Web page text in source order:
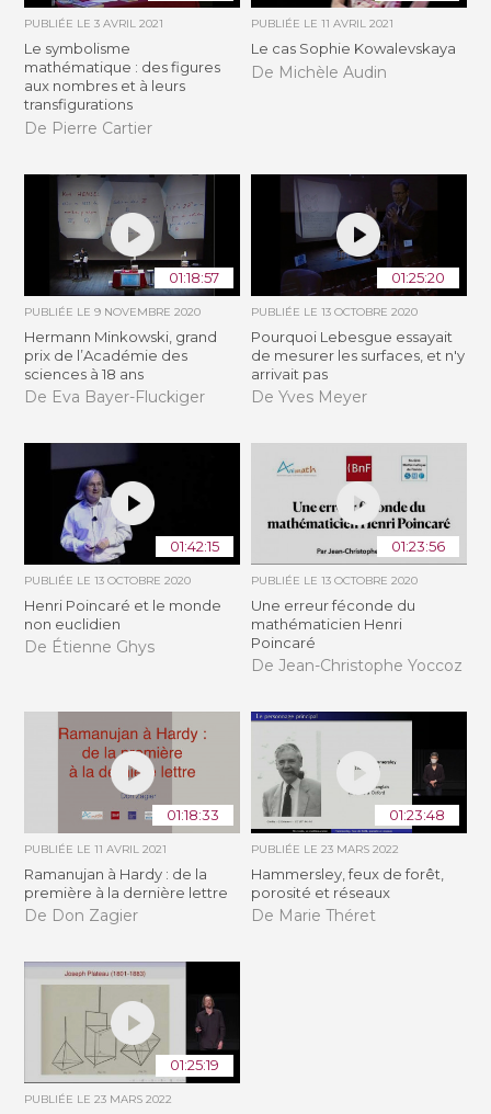
PUBLIÉE LE3 AVRIL 2021
Le symbolisme
mathématique : des figures
aux nombres et à leurs
transfigurations
De Pierre Cartier
PUBLIÉE LE 11 AVRIL 2021
Le cas Sophie Kowalevskaya
De Michèle Audin
01:18:57
PUBLIÉE LE9 NOVEMBRE 2020
Hermann Minkowski, grand
prix de l’Académie des
sciences à 18 ans
De Eva Bayer-Fluckiger
01:25:20
PUBLIÉE LE 13 OCTOBRE 2020
Pourquoi Lebesgue essayait
de mesurer les surfaces, et n'y
arrivait pas
De Yves Meyer
01:42:15
PUBLIÉE LE13 OCTOBRE 2020
Henri Poincaré et le monde
non euclidien
De Étienne Ghys
01:23:56
PUBLIÉE LE 13 OCTOBRE 2020
Une erreur féconde du
mathématicien Henri
Poincaré
De Jean-Christophe Yoccoz
01:18:33
PUBLIÉE LE11 AVRIL 2021
Ramanujan à Hardy : de la
première à la dernière lettre
De Don Zagier
01:23:48
PUBLIÉE LE 23 MARS 2022
Hammersley, feux de forêt,
porosité et réseaux
De Marie Théret
01:25:19
PUBLIÉE LE23 MARS 2022